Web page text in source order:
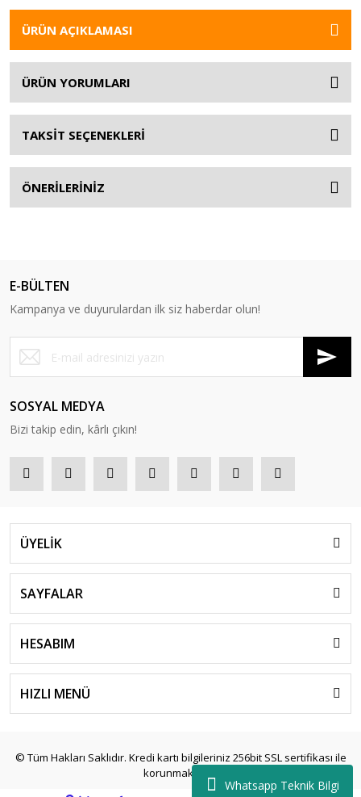
Whatsapp Teknik Bilgi
ÜRÜN AÇIKLAMASI
ÜRÜN YORUMLARI
TAKSİT SEÇENEKLERİ
ÖNERİLERİNİZ
E-BÜLTEN
Kampanya ve duyurulardan ilk siz haberdar olun!
SOSYAL MEDYA
Bizi takip edin, kârlı çıkın!
ÜYELİK
SAYFALAR
HESABIM
HIZLI MENÜ
© Tüm Hakları Saklıdır. Kredi kartı bilgileriniz 256bit SSL sertifikası ile
korunmaktadır.